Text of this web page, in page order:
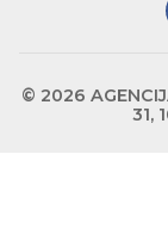
© 2026
31,